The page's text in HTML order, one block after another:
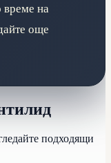
на
още
подходящи